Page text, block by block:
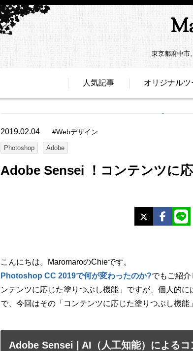
東京都府中市
人気記事 オリジナルツ
2019.02.04 #Webデザイン
Photoshop Adobe
Adobe Sensei ！コンテンツに
こんにちは。MaromaroのChieです。
Photoshop CC 2019で何が変わったのか?でもご紹介
ンテンツに応じた塗りつぶし機能」ですが、個人的
で、今回はその「コンテンツに応じた塗りつぶし機能
Adobe Sensei | AI（人工知能）による